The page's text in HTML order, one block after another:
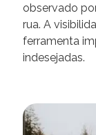
observado
rua. A
ferramenta
indesejadas.